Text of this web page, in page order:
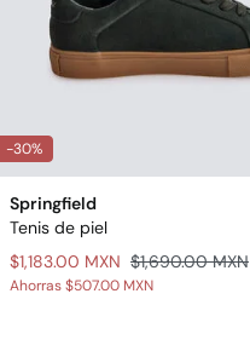
-30%
Springfield
Tenis de piel
$1,183.00 MXN $1,690.00 MXN
Ahorras$507.00 MXN